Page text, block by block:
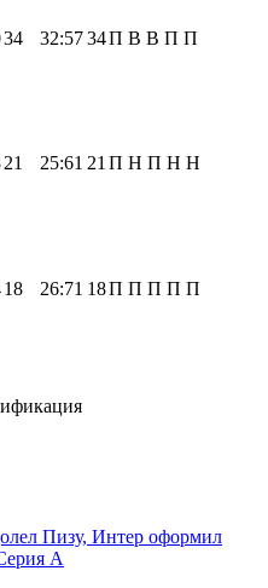
34 32:5734П В В П П
21 25:61 21 П Н П Н Н
18 26:71 18П П П П П
Пизу, Интер оформил
А